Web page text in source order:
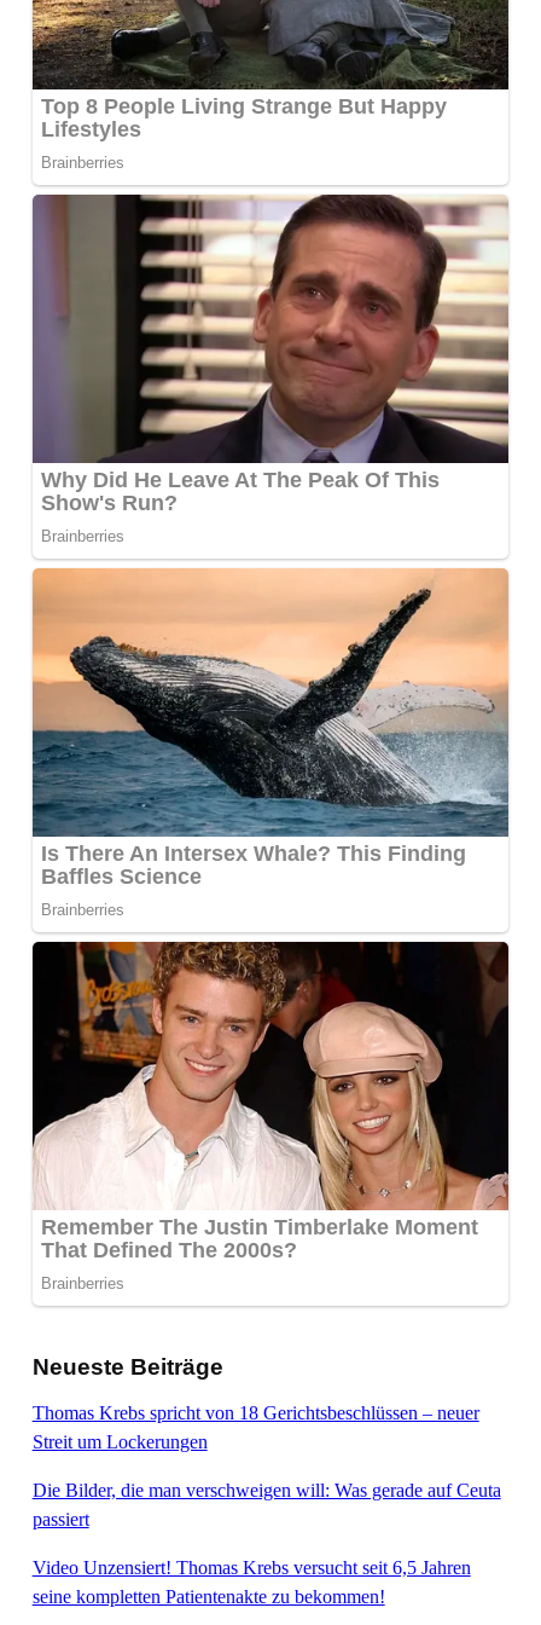
Neueste Beiträge
Thomas Krebs spricht von 18 Gerichtsbeschlüssen – neuer
Streit um Lockerungen
Die Bilder, die man verschweigen will: Was gerade auf Ceuta
passiert
Video Unzensiert! Thomas Krebs versucht seit 6,5 Jahren
seine kompletten Patientenakte zu bekommen!